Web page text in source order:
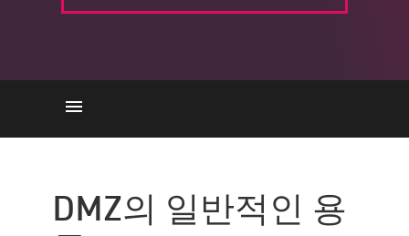
DMZ의 중요성
DMZ의 일반적인 용